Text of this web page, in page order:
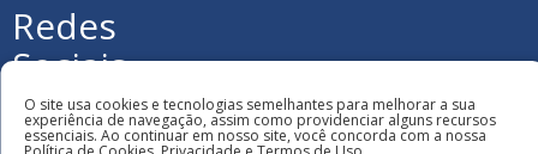
Redes
Sociais
Municipal de Urbano Santos
O site usa cookies e tecnologias semelhantes para melhorar a sua
experiência de navegação, assim como providenciar alguns recursos
essenciais. Ao continuar em nosso site, você concorda com a nossa